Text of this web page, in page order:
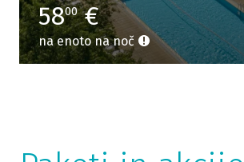
5800€
na enoto na noč